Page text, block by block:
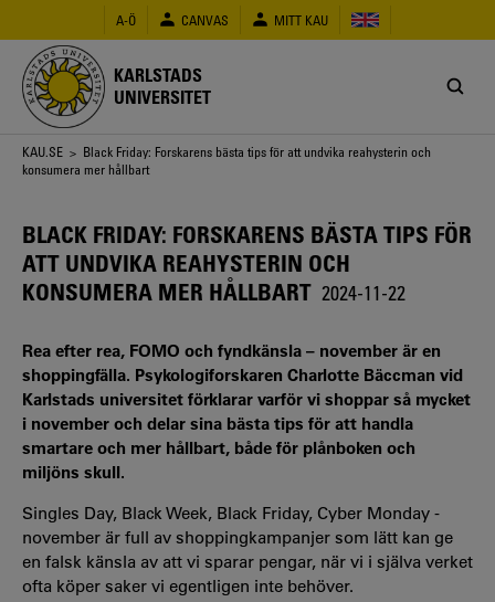
huvudinnehåll
A-Ö CANVAS MITT KAU
KARLSTADS
UNIVERSITET
Länkstig
KAU.SE > Black Friday: Forskarens bästa tips för att undvika reahysterin och
konsumera mer hållbart
BLACK FRIDAY: FORSKARENS BÄSTA TIPS FÖR
ATT UNDVIKA REAHYSTERIN OCH
KONSUMERA MER HÅLLBART 2024-11-22
Rea efter rea, FOMO och fyndkänsla – november är en
shoppingfälla. Psykologiforskaren Charlotte Bäccman vid
Karlstads universitet förklarar varför vi shoppar så mycket
i november och delar sina bästa tips för att handla
smartare och mer hållbart, både för plånboken och
miljöns skull.
Singles Day, Black Week, Black Friday, Cyber Monday -
november är full av shoppingkampanjer som lätt kan ge
en falsk känsla av att vi sparar pengar, när vi i själva verket
ofta köper saker vi egentligen inte behöver.